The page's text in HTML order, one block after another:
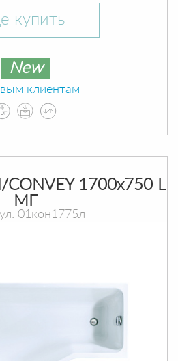
купить
New
клиентам
1700х750 L
МГ
01кон1775л